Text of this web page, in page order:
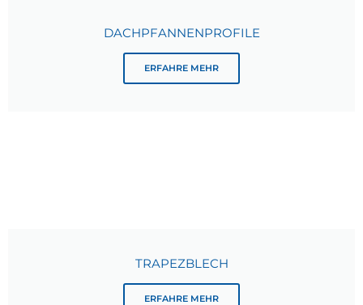
DACHPFANNENPROFILE
ERFAHRE MEHR
TRAPEZBLECH
ERFAHRE MEHR